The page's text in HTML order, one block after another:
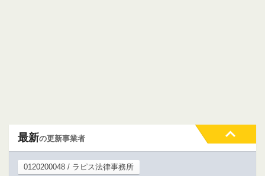
最新の更新事業者
0120200048 / ラピス法律事務所